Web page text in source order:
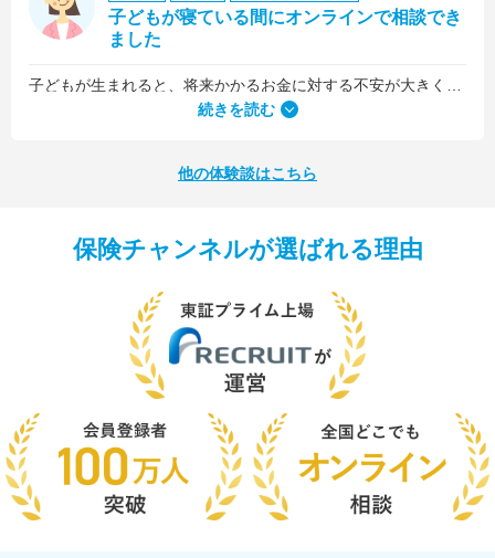
子どもが寝ている間にオンラインで相談でき
ました
何より、とても親身になって対応してくださって大満足。うちと同じように子どもの将来のお金のことで悩んでいる友人にも教えました。
続きを読む
他の体験談はこちら
保険チャンネルが選ばれる理由